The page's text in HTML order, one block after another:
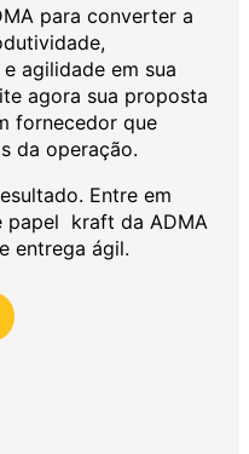
para converter a
agilidade em sua
agora sua proposta
fornecedor que
da operação.
Entre em
papel kraft da ADMA
entrega ágil.